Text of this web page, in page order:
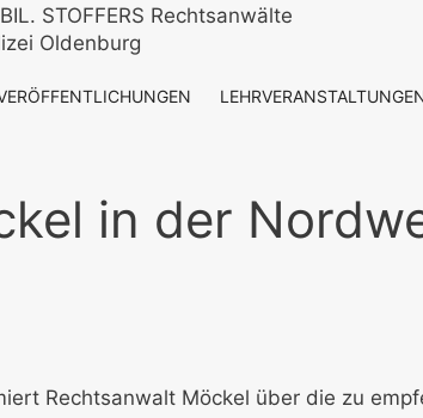
in der
Rechtsanwalt Möckel über die zu